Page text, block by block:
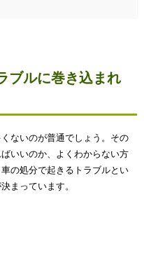
ブルに巻き込まれ
ないのが普通でしょう。その
いいのか、よくわからない方
の処分で起きるトラブルとい
まっています。